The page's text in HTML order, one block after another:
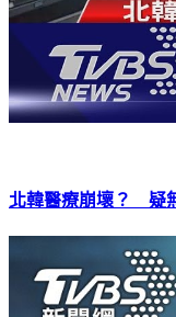
北韓醫療崩壞？ 疑